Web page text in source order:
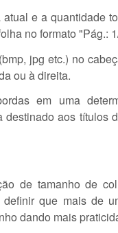
e a quantidade
no formato "Pág.:
jpg etc.) no
ou à direita.
em uma
destinado aos títulos
de tamanho de
definir que mais de
dando mais